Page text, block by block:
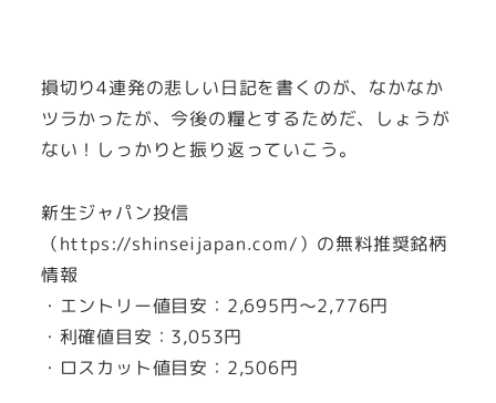
損切り4連発の悲しい日記を書くのが、なかなか
ツラかったが、今後の糧とするためだ、しょうが
ない！しっかりと振り返っていこう。
新生ジャパン投信
（https://shinseijapan.com/）の無料推奨銘柄
情報
・エントリー値目安：2,695円～2,776円
・利確値目安：3,053円
・ロスカット値目安：2,506円